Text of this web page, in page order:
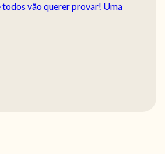
todos vão querer provar! Uma